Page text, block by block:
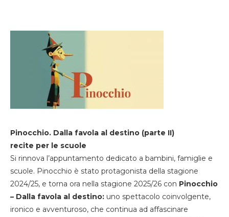
Pinocchio. Dalla favola al destino (parte II)
recite per le scuole
Si rinnova l’appuntamento dedicato a bambini, famiglie e
scuole. Pinocchio è stato protagonista della stagione
2024/25, e torna ora nella stagione 2025/26 con Pinocchio
– Dalla favola al destino: uno spettacolo coinvolgente,
ironico e avventuroso, che continua ad affascinare